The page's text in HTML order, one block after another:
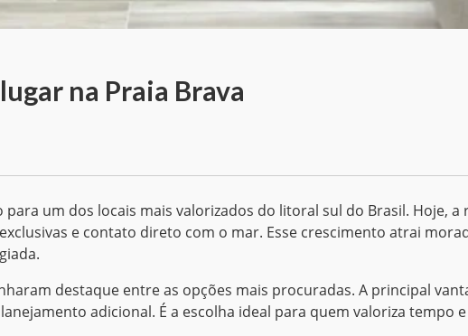
na Praia Brava
um dos locais mais valorizados do litoral sul do Brasil. Hoje,
e contato direto com o mar. Esse crescimento atrai
destaque entre as opções mais procuradas. A principal
adicional. É a escolha ideal para quem valoriza tempo